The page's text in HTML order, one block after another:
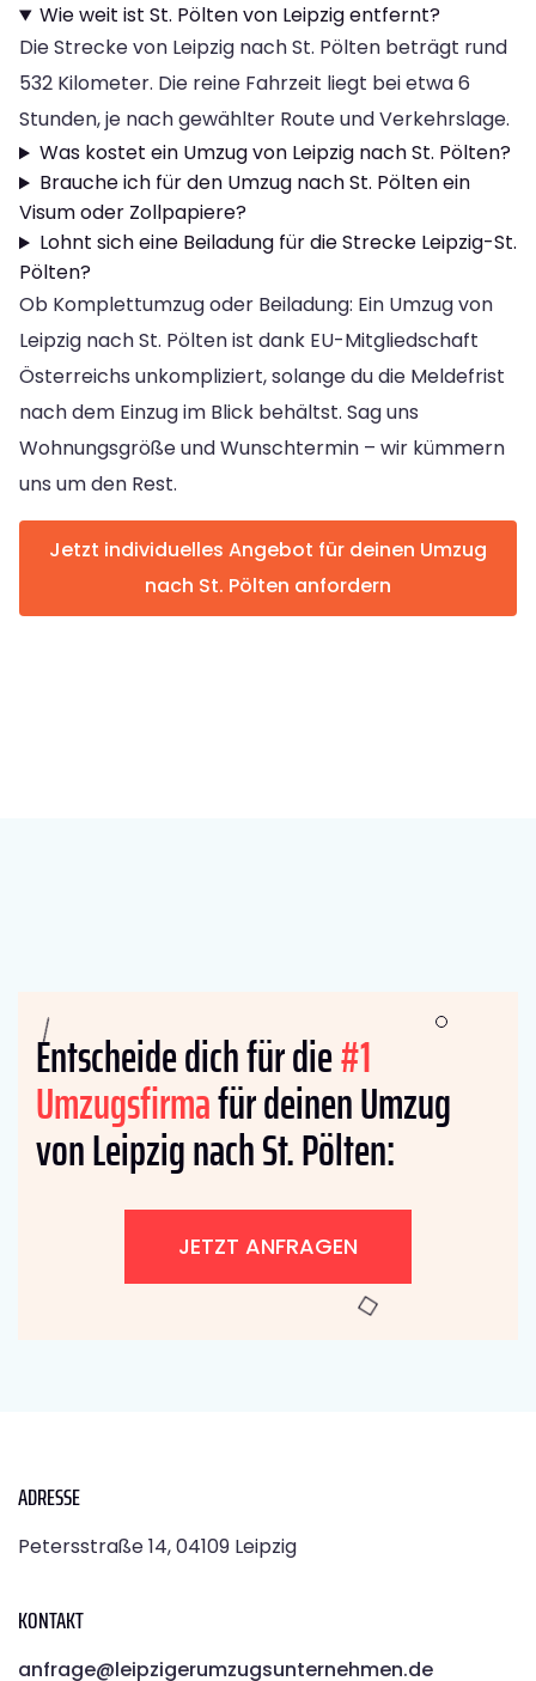
Wie weit ist St. Pölten von Leipzig entfernt?
Die Strecke von Leipzig nach St. Pölten beträgt rund
532 Kilometer. Die reine Fahrzeit liegt bei etwa 6
Stunden, je nach gewählter Route und Verkehrslage.
Was kostet ein Umzug von Leipzig nach St. Pölten?
Brauche ich für den Umzug nach St. Pölten ein
Visum oder Zollpapiere?
Lohnt sich eine Beiladung für die Strecke Leipzig-St.
Pölten?
Ob Komplettumzug oder Beiladung: Ein Umzug von
Leipzig nach St. Pölten ist dank EU-Mitgliedschaft
Österreichs unkompliziert, solange du die Meldefrist
nach dem Einzug im Blick behältst. Sag uns
Wohnungsgröße und Wunschtermin – wir kümmern
uns um den Rest.
Jetzt individuelles Angebot für deinen Umzug
nach St. Pölten anfordern
Entscheide dich für die#1
Umzugsfirmafür deinen Umzug
von Leipzig nach St. Pölten:
JETZT ANFRAGEN
ADRESSE
Petersstraße 14, 04109 Leipzig
KONTAKT
anfrage@leipzigerumzugsunternehmen.de